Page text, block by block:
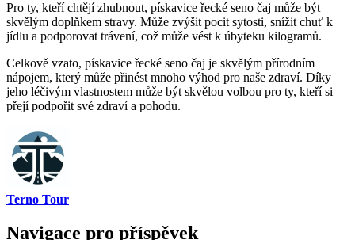
Pro ty, kteří chtějí zhubnout, pískavice řecké seno čaj může být
skvělým doplňkem stravy. Může zvýšit pocit sytosti, snížit chuť k
jídlu a podporovat trávení, což může vést k úbyteku kilogramů.
Celkově vzato, pískavice řecké seno čaj je skvělým přírodním
nápojem, který může přinést mnoho výhod pro naše zdraví. Díky
jeho léčivým vlastnostem může být skvělou volbou pro ty, kteří si
přejí podpořit své zdraví a pohodu.
Terno Tour
Navigace pro příspěvek